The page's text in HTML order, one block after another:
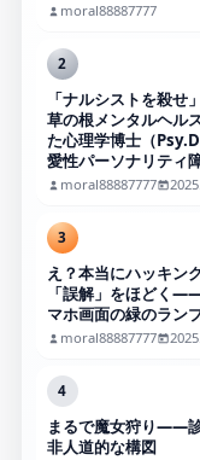
moral88887777
2
「ナルシストを殺
草の根メンタルヘル
た心理学博士（
愛性パーソナリティ
moral88887777
3
え？本当にハッキン
「誤解」をほどく
マホ画面の緑のラ
moral88887777
4
まるで魔女狩り——診
非人道的な構図